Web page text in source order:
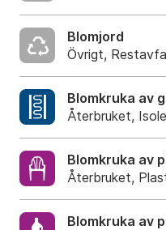
Blomjord
Övrigt,
Blomkruka av
Återbruket,
Blomkruka av
Återbruket,
Blomkruka av